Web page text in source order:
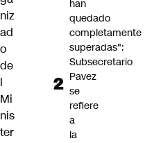
niz
ad
o
de
l
Mi
nis
ter
han
quedado
completamente
superadas":
Subsecretario
Pavez
se
refiere
a
la